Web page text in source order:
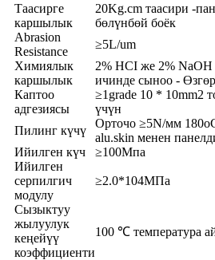
Таасирге
каршылык
20Kg.cm таасири -
бөлүнбөй боёк
Abrasion
Resistance
≥5L/um
Химиялык
каршылык
2% HCI же 2% NaOH
ичинде сыноо -
Каптоо
адгезиясы
≥1grade 10 * 10mm2
үчүн
Пилинг күчү
Орточо ≥5N/мм
alu.skin менен
Ийилген күч
≥100Мпа
Ийилген
серпилгич
модулу
≥2.0*104МПа
Сызыктуу
жылуулук
кеңейүү
коэффициенти
100 ℃ температура